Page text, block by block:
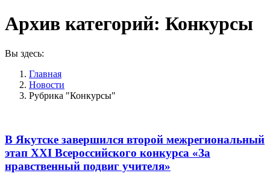
Архив категорий: Конкурсы
Вы здесь:
Главная
Новости
Рубрика "Конкурсы"
В Якутске завершился второй межрегиональный
этап XXI Всероссийского конкурса «За
нравственный подвиг учителя»